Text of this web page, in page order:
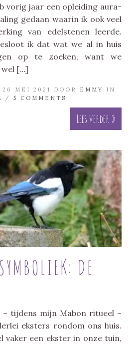
vorig jaar een opleiding aura-
gedaan waarin ik ook veel
van edelstenen leerde.
ik dat wat we al in huis
op te zoeken, want we
wel […]
26 MEI 2021 DOOR EMMY
IN
/ 5 COMMENTS
Lees verder »
DE
– tijdens mijn Mabon ritueel –
eksters rondom ons huis.
vaker een ekster in onze tuin,